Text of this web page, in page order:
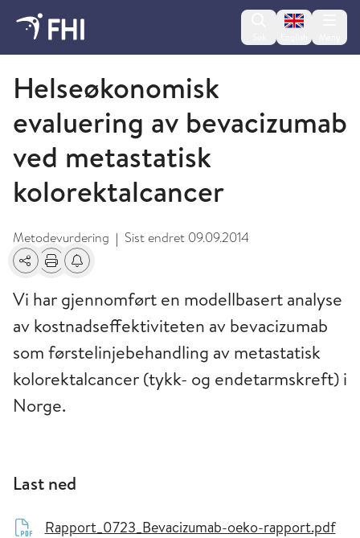
Change
2009 og eldre publikasjoner fra FHI
Helseøkonomisk
evaluering av bevacizumab
ved metastatisk
kolorektalcancer
Metodevurdering | Sist endret 09.09.2014
Del Skriv utFå varsel om endringer
Vi har gjennomført en modellbasert analyse
av kostnadseffektiviteten av bevacizumab
som førstelinjebehandling av metastatisk
kolorektalcancer (tykk- og endetarmskreft) i
Norge.
Last ned
Rapport_0723_Bevacizumab-oeko-rapport.pdf